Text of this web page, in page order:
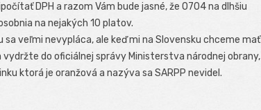
DPH a razom Vám bude jasné, že 0704 na dlhšiu
na nejakých 10 platov.
veľmi nevypláca, ale keď mi na Slovensku chceme mať
do oficiálnej správy Ministerstva národnej obrany,
ktorá je oranžová a nazýva sa SARPP nevidel.